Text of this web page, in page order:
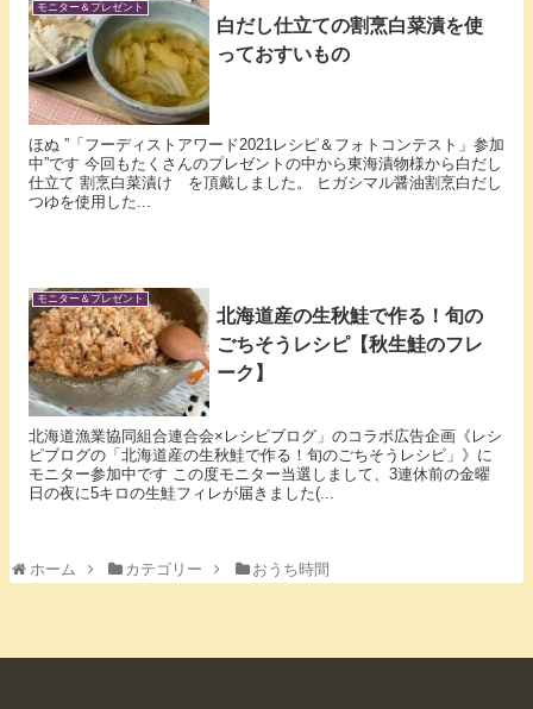
モニター＆プレゼント
白だし仕立ての割烹白菜漬を使
っておすいもの
ほぬ ”「フーディストアワード2021レシピ＆フォトコンテスト」参加
中”です 今回もたくさんのプレゼントの中から東海漬物様から白だし
仕立て 割烹白菜漬け を頂戴しました。 ヒガシマル醤油割烹白だし
つゆを使用した...
モニター＆プレゼント
北海道産の生秋鮭で作る！旬の
ごちそうレシピ【秋生鮭のフレ
ーク】
北海道漁業協同組合連合会×レシピブログ」のコラボ広告企画《レシ
ピブログの「北海道産の生秋鮭で作る！旬のごちそうレシピ」》に
モニター参加中です この度モニター当選しまして、3連休前の金曜
日の夜に5キロの生鮭フィレが届きました(...
ホーム カテゴリー おうち時間